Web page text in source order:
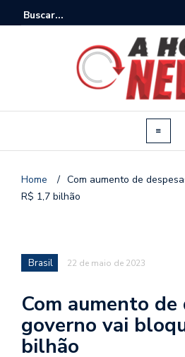
Home / Com aumento de
R$ 1,7 bilhão
Brasil 22 de maio de 2023
Com aumento de
governo vai
bilhão